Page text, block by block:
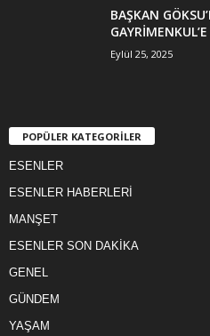
BAŞKAN
Eylül 25, 2025
POPÜLER KATEGORİLER
ESENLER
ESENLER HABERLERİ
MANŞET
ESENLER SON DAKİKA
GENEL
GÜNDEM
YAŞAM